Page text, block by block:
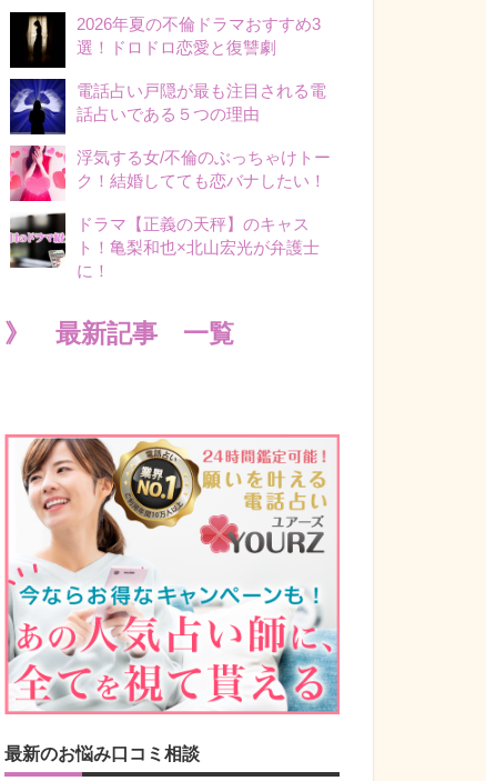
2026年夏の不倫ドラマおすすめ3
選！ドロドロ恋愛と復讐劇
電話占い戸隠が最も注目される電
話占いである５つの理由
浮気する女/不倫のぶっちゃけトー
ク！結婚してても恋バナしたい！
ドラマ【正義の天秤】のキャス
ト！亀梨和也×北山宏光が弁護士
に！
》 最新記事 一覧
最新のお悩み口コミ相談